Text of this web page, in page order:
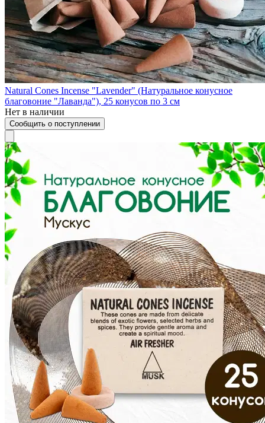
Natural Cones Incense "Lavender" (Натуральное конусное
благовоние "Лаванда"), 25 конусов по 3 см
Нет в наличии
Сообщить о поступлении